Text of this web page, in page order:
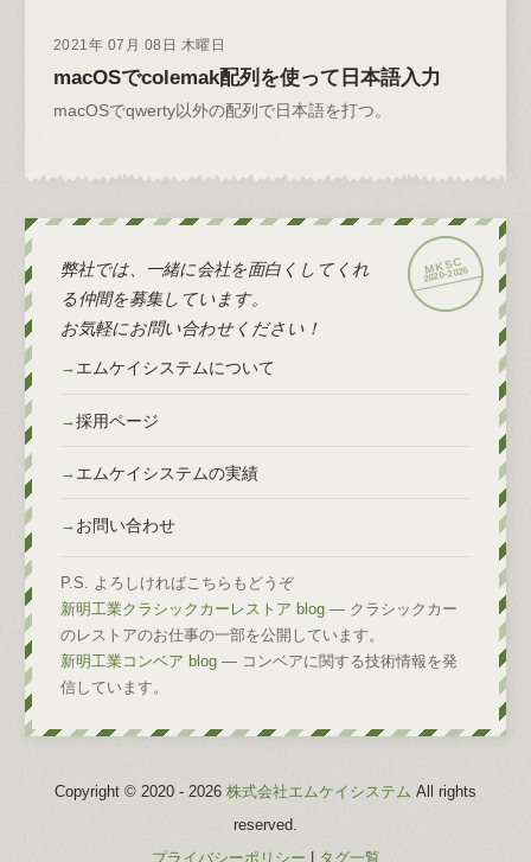
2021年 07月 08日 木曜日
macOSでcolemak配列を使って日本語入力
macOSでqwerty以外の配列で日本語を打つ。
2020-2026
弊社では、一緒に会社を面白くしてくれ
る仲間を募集しています。
お気軽にお問い合わせください！
エムケイシステムについて
採用ページ
エムケイシステムの実績
お問い合わせ
P.S. よろしければこちらもどうぞ
新明工業クラシックカーレストア blog — クラシックカー
のレストアのお仕事の一部を公開しています。
新明工業コンベア blog — コンベアに関する技術情報を発
信しています。
Copyright © 2020 - 2026 株式会社エムケイシステム All rights
reserved.
プライバシーポリシー
タグ一覧